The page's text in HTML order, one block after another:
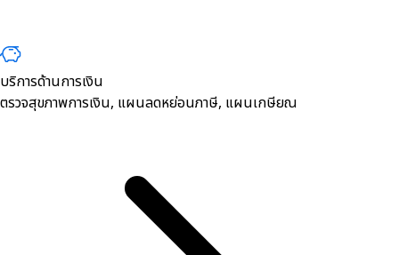
บริการด้านการเงิน
ตรวจสุขภาพการเงิน, ​แผนลดหย่อนภาษี, แผนเกษียณ